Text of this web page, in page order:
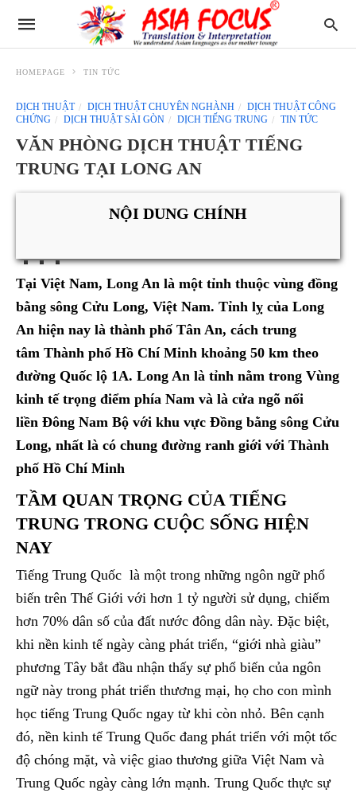
HOMEPAGE TIN TỨC
DỊCH THUẬT DỊCH THUẬT CHUYÊN NGHÀNH
DỊCH THUẬT CÔNG
CHỨNG
DỊCH THUẬT SÀI GÒN DỊCH TIẾNG TRUNG TIN TỨC
VĂN PHÒNG DỊCH THUẬT TIẾNG
TRUNG TẠI LONG AN
NỘI DUNG CHÍNH
Tại Việt Nam, Long An là một tỉnh thuộc vùng đồng
bằng sông Cửu Long, Việt Nam. Tỉnh lỵ của Long
An hiện nay là thành phố Tân An, cách trung
tâm Thành phố Hồ Chí Minh khoảng 50 km theo
đường Quốc lộ 1A. Long An là tỉnh nằm trong Vùng
kinh tế trọng điểm phía Nam và là cửa ngõ nối
liền Đông Nam Bộ với khu vực Đồng bằng sông Cửu
Long, nhất là có chung đường ranh giới với Thành
phố Hồ Chí Minh
TẦM QUAN TRỌNG CỦA TIẾNG
TRUNG TRONG CUỘC SỐNG HIỆN
NAY
Tiếng Trung Quốc là một trong những ngôn ngữ phổ
biến trên Thế Giới với hơn 1 tỷ người sử dụng, chiếm
hơn 70% dân số của đất nước đông dân này. Đặc biệt,
khi nền kinh tế ngày càng phát triển, “giới nhà giàu”
phương Tây bắt đầu nhận thấy sự phổ biến của ngôn
ngữ này trong phát triển thương mại, họ cho con mình
học tiếng Trung Quốc ngay từ khi còn nhỏ. Bên cạnh
đó, nền kinh tế Trung Quốc đang phát triển với một tốc
độ chóng mặt, và việc giao thương giữa Việt Nam và
Trung Quốc ngày càng lớn mạnh. Trung Quốc thực sự